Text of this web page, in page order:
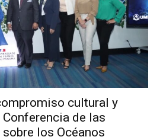
cultural y
de las
los Océanos